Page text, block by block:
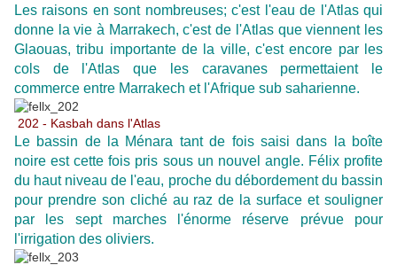
Les raisons en sont nombreuses; c'est l'eau de l'Atlas qui
donne la vie à Marrakech, c'est de l'Atlas que viennent les
Glaouas, tribu importante de la ville, c'est encore par les
cols de l'Atlas que les caravanes permettaient le
commerce entre Marrakech et l'Afrique sub saharienne.
202 - Kasbah dans l'Atlas
Le bassin de la Ménara tant de fois saisi dans la boîte
noire est cette fois pris sous un nouvel angle. Félix profite
du haut niveau de l'eau, proche du débordement du bassin
pour prendre son cliché au raz de la surface et souligner
par les sept marches l'énorme réserve prévue pour
l'irrigation des oliviers.